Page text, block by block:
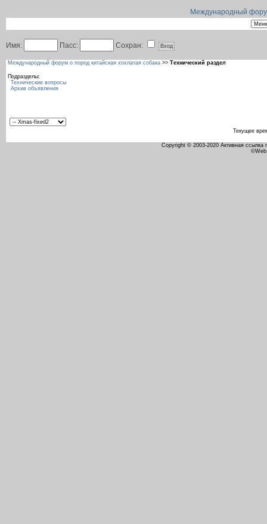
Международный
Имя: Пасс: Сохран:
Международный форум о пород китайская хохлатая собака >> Технический раздел
Подразделы:
Технические вопросы
Архив объявления
Текущее
Copyright © 2003-2020 Активная ссылка